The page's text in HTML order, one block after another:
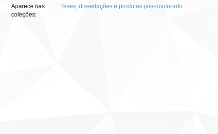
Aparece nas
coleções:
Teses, dissertações e produtos pós-doutorado